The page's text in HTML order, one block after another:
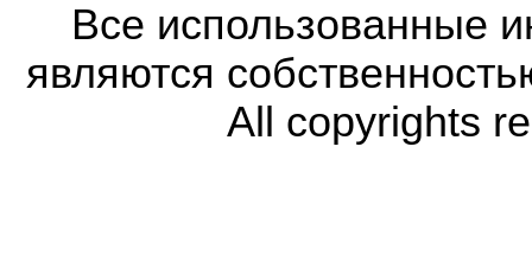
Все использованные
являются
All copyrights